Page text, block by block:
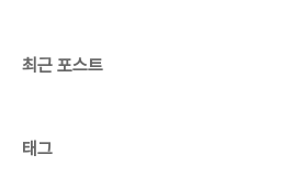
최근 포스트
태그